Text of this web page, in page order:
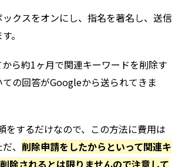
クスをオンにし、指名を著名し、送信
。
ら約1ヶ月で関連キーワードを削除す
の回答がGoogleから送られてきま
をするだけなので、この方法に費用は
、 削除申請をしたからといって関連キ
除されるとは限りませんので注意して